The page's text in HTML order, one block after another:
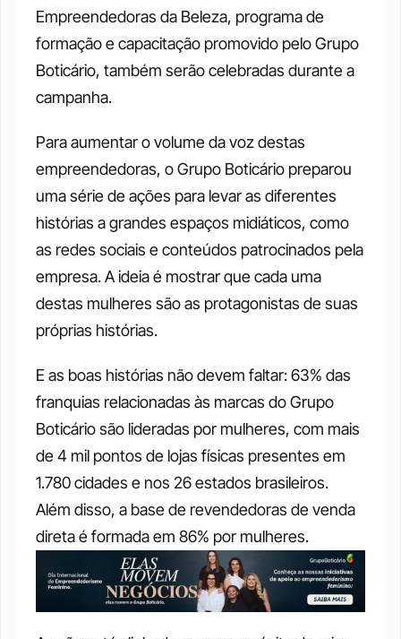
Empreendedoras da Beleza, programa de
formação e capacitação promovido pelo Grupo
Boticário, também serão celebradas durante a
campanha.
Para aumentar o volume da voz destas
empreendedoras, o Grupo Boticário preparou
uma série de ações para levar as diferentes
histórias a grandes espaços midiáticos, como
as redes sociais e conteúdos patrocinados pela
empresa. A ideia é mostrar que cada uma
destas mulheres são as protagonistas de suas
próprias histórias.
E as boas histórias não devem faltar: 63% das
franquias relacionadas às marcas do Grupo
Boticário são lideradas por mulheres, com mais
de 4 mil pontos de lojas físicas presentes em
1.780 cidades e nos 26 estados brasileiros.
Além disso, a base de revendedoras de venda
direta é formada em 86% por mulheres.